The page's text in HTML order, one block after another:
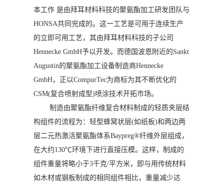
本工作 是由拜耳材料科技的聚氨酯加工研发团队与
HONSA共同完成的。这一工艺是可用于连续生产
的立即可用工艺，其由拜耳材料科技的子公司
Hennecke GmbH予以开发。而德国波恩附近的Sankt
Augustin的聚氨酯加工设备制造商Hennecke
GmbH，正以CompurTec为商标为其不断优化的
CSM(复合喷射成型)喷涂技术开拓市场。
制造由聚氨酯纤维复合材料制成的轻质夹层结
构组件的流程为：轻型蜂窝状层(如纸板)和两边两
层二元热激活聚氨酯体系Baypreg®纤维外层组成，
在大约130℃环境下进行直接压模。这样，制成的
组件重量将略小于3千克/平方米，即与用传统材料
如木材或钢板制成的相同组件相比，重量减少达